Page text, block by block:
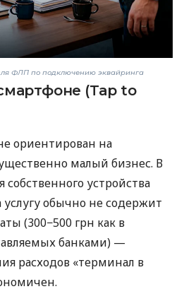
ФЛП по подключению эквайринга
(Tap to
ориентирован на
малый бизнес. В
собственного устройства
обычно не содержит
(300−500 грн как в
банками) —
расходов «терминал в